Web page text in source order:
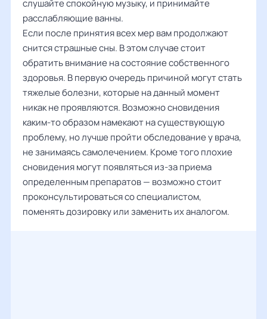
слушайте спокойную музыку, и принимайте
расслабляющие ванны.
Если после принятия всех мер вам продолжают
снится страшные сны. В этом случае стоит
обратить внимание на состояние собственного
здоровья. В первую очередь причиной могут стать
тяжелые болезни, которые на данный момент
никак не проявляются. Возможно сновидения
каким-то образом намекают на существующую
проблему, но лучше пройти обследование у врача,
не занимаясь самолечением. Кроме того плохие
сновидения могут появляться из-за приема
определенным препаратов — возможно стоит
проконсультироваться со специалистом,
поменять дозировку или заменить их аналогом.